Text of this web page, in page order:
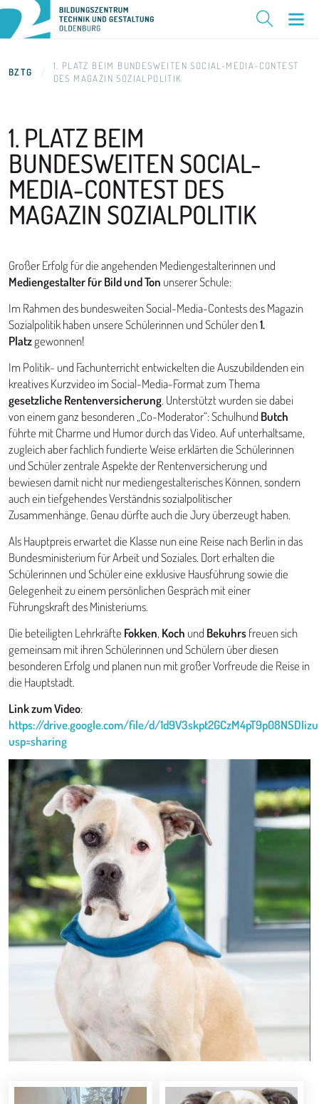
BZTG
1. PLATZ BEIM BUNDESWEITEN SOCIAL-MEDIA-CONTEST
DES MAGAZIN SOZIALPOLITIK
1. PLATZ BEIM
BUNDESWEITEN SOCIAL-
MEDIA-CONTEST DES
MAGAZIN SOZIALPOLITIK
Großer Erfolg für die angehenden Mediengestalterinnen und
Mediengestalter für Bild und Ton unserer Schule:
Im Rahmen des bundesweiten Social-Media-Contests des Magazin
Sozialpolitik haben unsere Schülerinnen und Schüler den1.
Platzgewonnen!
Im Politik- und Fachunterricht entwickelten die Auszubildenden ein
kreatives Kurzvideo im Social-Media-Format zum Thema
gesetzliche Rentenversicherung. Unterstützt wurden sie dabei
von einem ganz besonderen „Co-Moderator“: Schulhund Butch
führte mit Charme und Humor durch das Video. Auf unterhaltsame,
zugleich aber fachlich fundierte Weise erklärten die Schülerinnen
und Schüler zentrale Aspekte der Rentenversicherung und
bewiesen damit nicht nur mediengestalterisches Können, sondern
auch ein tiefgehendes Verständnis sozialpolitischer
Zusammenhänge. Genau dürfte auch die Jury überzeugt haben.
Als Hauptpreis erwartet die Klasse nun eine Reise nach Berlin in das
Bundesministerium für Arbeit und Soziales. Dort erhalten die
Schülerinnen und Schüler eine exklusive Hausführung sowie die
Gelegenheit zu einem persönlichen Gespräch mit einer
Führungskraft des Ministeriums.
Die beteiligten Lehrkräfte Fokken, Koch und Bekuhrsfreuen sich
gemeinsam mit ihren Schülerinnen und Schülern über diesen
besonderen Erfolg und planen nun mit großer Vorfreude die Reise in
die Hauptstadt.
Link zum Video:
https://drive.google.com/file/d/
usp=sharing